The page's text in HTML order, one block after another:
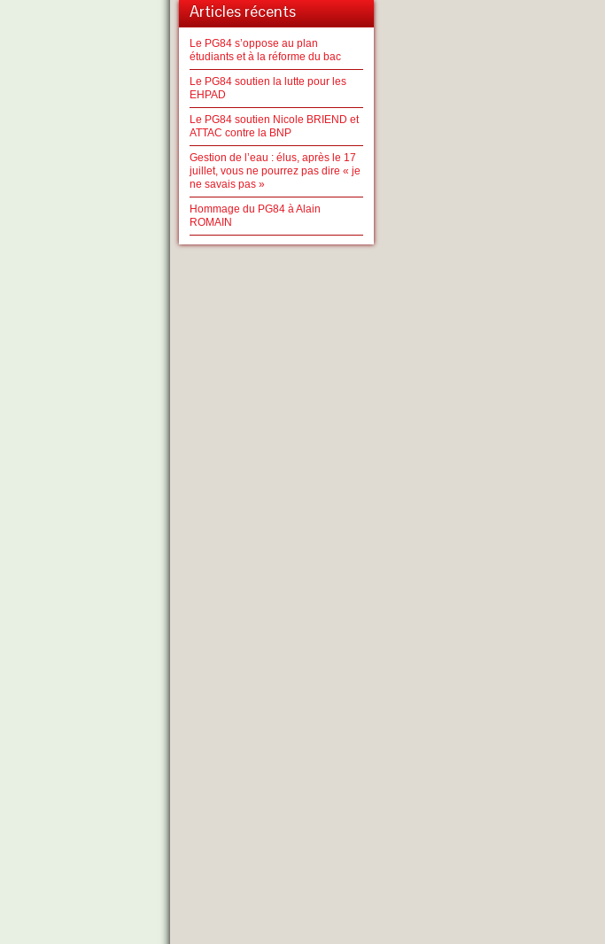
Articles récents
Le PG84 s’oppose au plan
étudiants et à la réforme du bac
Le PG84 soutien la lutte pour les
EHPAD
Le PG84 soutien Nicole BRIEND et
ATTAC contre la BNP
Gestion de l’eau : élus, après le 17
juillet, vous ne pourrez pas dire « je
ne savais pas »
Hommage du PG84 à Alain
ROMAIN